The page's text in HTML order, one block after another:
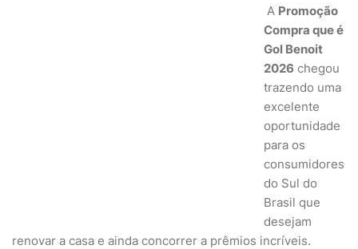
A Promoção
Compra que é
Gol Benoit
2026 chegou
trazendo uma
excelente
oportunidade
para os
consumidores
do Sul do
Brasil que
desejam
renovar a casa e ainda concorrer a prêmios incríveis.